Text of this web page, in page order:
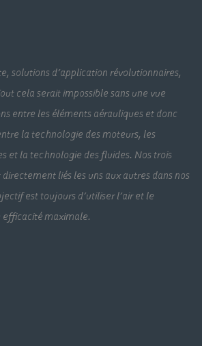
solutions d’application révolutionnaires,
cela serait impossible sans une vue
entre les éléments aérauliques et donc
la technologie des moteurs, les
et la technologie des fluides. Nos trois
liés les uns aux autres dans nos
est toujours d’utiliser l’air et le
maximale.